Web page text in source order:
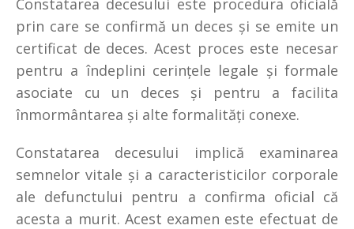
Constatarea decesului este procedura oficială
prin care se confirmă un deces și se emite un
certificat de deces. Acest proces este necesar
pentru a îndeplini cerințele legale și formale
asociate cu un deces și pentru a facilita
înmormântarea și alte formalități conexe.
Constatarea decesului implică examinarea
semnelor vitale și a caracteristicilor corporale
ale defunctului pentru a confirma oficial că
acesta a murit. Acest examen este efectuat de